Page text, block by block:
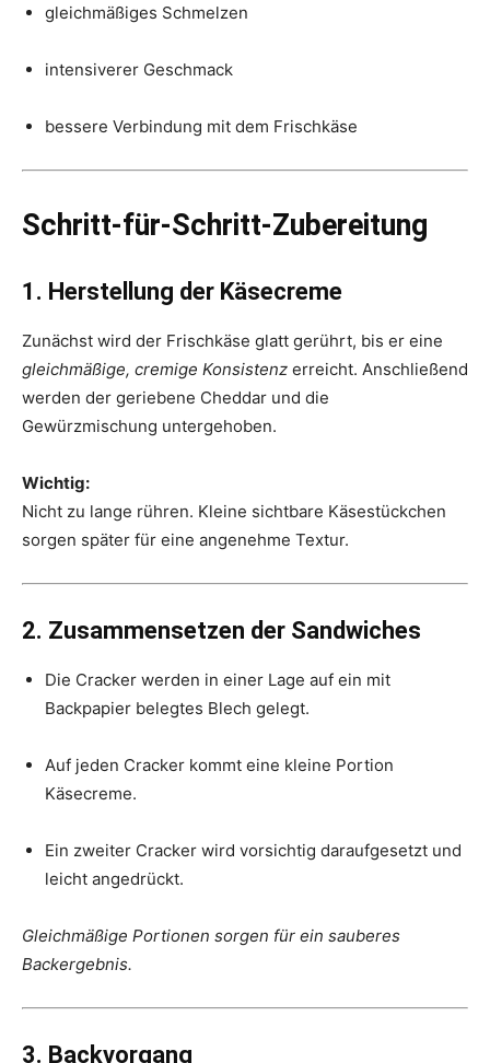
gleichmäßiges Schmelzen
intensiverer Geschmack
bessere Verbindung mit dem Frischkäse
Schritt-für-Schritt-Zubereitung
1. Herstellung der Käsecreme
Zunächst wird der Frischkäse glatt gerührt, bis er eine
gleichmäßige, cremige Konsistenz erreicht. Anschließend
werden der geriebene Cheddar und die
Gewürzmischung untergehoben.
Wichtig:
Nicht zu lange rühren. Kleine sichtbare Käsestückchen
sorgen später für eine angenehme Textur.
2. Zusammensetzen der Sandwiches
Die Cracker werden in einer Lage auf ein mit
Backpapier belegtes Blech gelegt.
Auf jeden Cracker kommt eine kleine Portion
Käsecreme.
Ein zweiter Cracker wird vorsichtig daraufgesetzt und
leicht angedrückt.
Gleichmäßige Portionen sorgen für ein sauberes
Backergebnis.
3. Backvorgang